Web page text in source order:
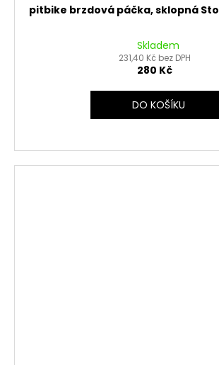
pitbike brzdová páčka, sklopná
Skladem
231,40 Kč bez DPH
280 Kč
DO KOŠÍKU